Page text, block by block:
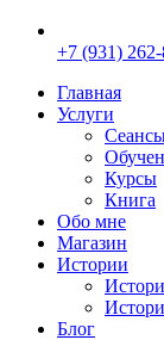
+7 (931)
Главная
Услуги
Курсы
Книга
Обо мне
Магазин
Истории
Блог